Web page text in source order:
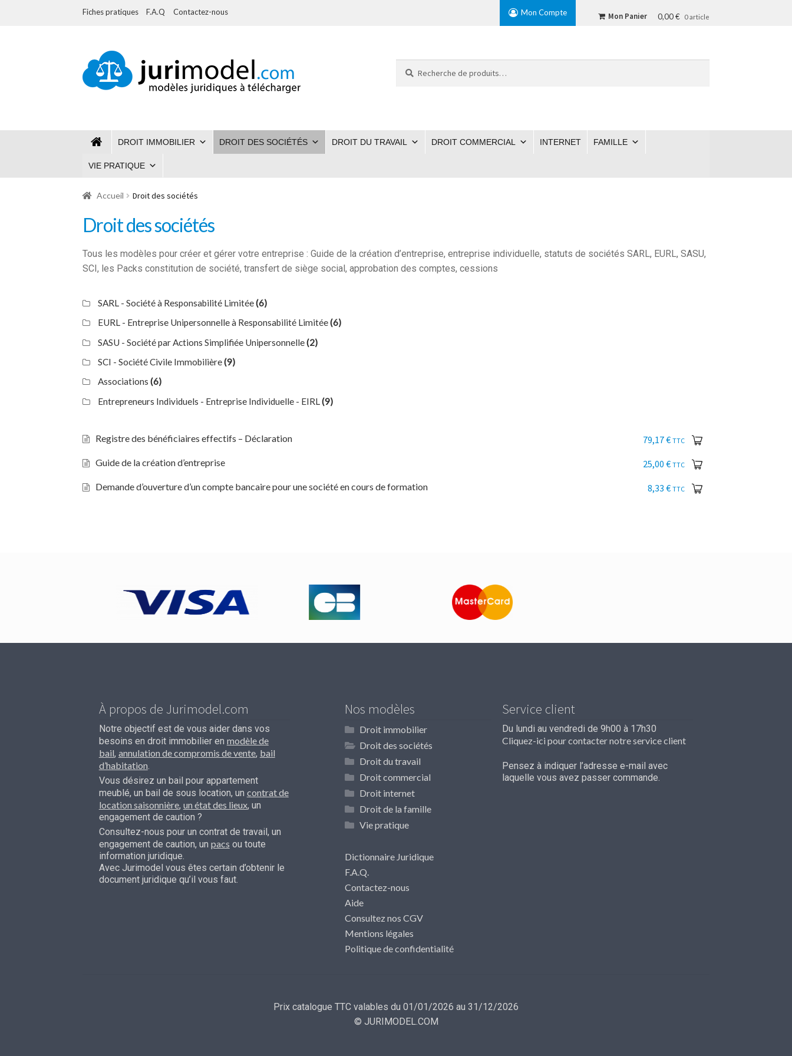
Fiches pratiques F.A.Q Contactez-nous Mon Compte Mon Panier 0,00 € 0 article
Aller
à
la
Aller
au
contenu
pour :
DROIT IMMOBILIER DROIT DES SOCIÉTÉS DROIT DU TRAVAIL DROIT COMMERCIAL INTERNET FAMILLE
VIE PRATIQUE
Accueil Droit des sociétés
Droit des sociétés
Tous les modèles pour créer et gérer votre entreprise : Guide de la création d’entreprise, entreprise individuelle, statuts de sociétés SARL, EURL, SASU,
SCI, les Packs constitution de société, transfert de siège social, approbation des comptes, cessions
SARL - Société à Responsabilité Limitée(6)
EURL - Entreprise Unipersonnelle à Responsabilité Limitée(6)
SASU - Société par Actions Simplifiée Unipersonnelle(2)
SCI - Société Civile Immobilière(9)
Associations(6)
Entrepreneurs Individuels - Entreprise Individuelle - EIRL(9)
Registre des bénéficiaires effectifs – Déclaration 79,17€ TTC
Guide de la création d’entreprise 25,00€ TTC
Demande d’ouverture d’un compte bancaire pour une société en cours de formation 8,33€ TTC
À propos de Jurimodel.com
Notre objectif est de vous aider dans vos
besoins en droit immobilier en modèle de
bail, annulation de compromis de vente, bail
d’habitation
Vous désirez un bail pour appartement
meublé, un bail de sous location, un contrat de
location saisonnière, un état des lieux, un
engagement de caution ?
Consultez-nous pour un contrat de travail, un
engagement de caution, un pacs ou toute
information juridique.
Avec Jurimodel vous êtes certain d’obtenir le
document juridique qu’il vous faut.
Nos modèles
Droit immobilier
Droit des sociétés
Droit du travail
Droit commercial
Droit internet
Droit de la famille
Vie pratique
Dictionnaire Juridique
F.A.Q.
Contactez-nous
Aide
Consultez nos CGV
Mentions légales
Politique de confidentialité
Service client
Du lundi au vendredi de 9h00 à 17h30
Cliquez-ici pour contacter notre service client
Pensez à indiquer l’adresse e-mail avec
laquelle vous avez passer commande.
Prix catalogue TTC valables du 01/01/2026 au 31/12/2026
© JURIMODEL.COM